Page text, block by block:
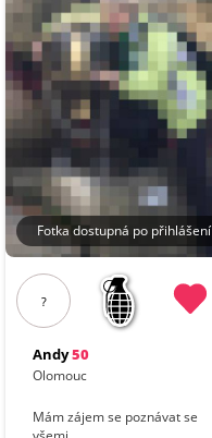
Fotka dostupná po přihlášení
?
Andy50
Olomouc
Mám zájem se poznávat se